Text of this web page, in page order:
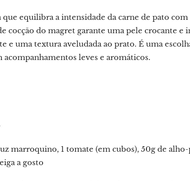
equilibra a intensidade da carne de pato
cocção do magret garante uma pele crocante e
uma textura aveludada ao prato. É uma
leves e aromáticos.
marroquino, 1 tomate (em cubos), 50g de
a gosto